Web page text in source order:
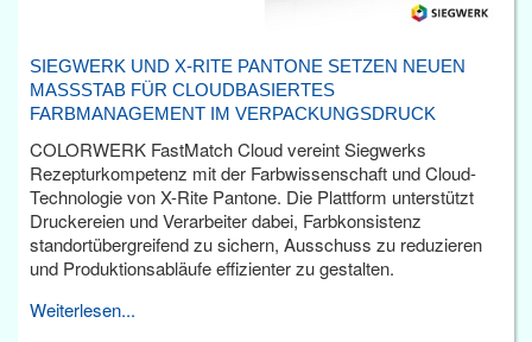
SIEGWERK UND X-RITE PANTONE SETZEN NEUEN
MASSSTAB FÜR CLOUDBASIERTES F
ARBMANAGEMENT IM VERPACKUNGSDRUCK
COLORWERK FastMatch Cloud vereint Siegwerks
Rezepturkompetenz mit der Farbwissenschaft und Cloud-
Technologie von X-Rite Pantone. Die Plattform unterstützt
Druckereien und Verarbeiter dabei, Farbkonsistenz
standortübergreifend zu sichern, Ausschuss zu reduzieren
und Produktionsabläufe effizienter zu gestalten.
Weiterlesen...